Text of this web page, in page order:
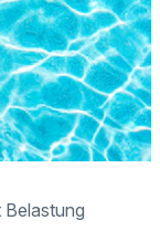
Belastung